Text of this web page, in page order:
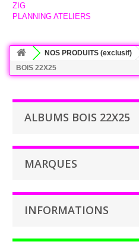
ZIG
PLANNING ATELIERS
NOS PRODUITS (exclusif)
BOIS 22X25
ALBUMS BOIS 22X25
MARQUES
INFORMATIONS